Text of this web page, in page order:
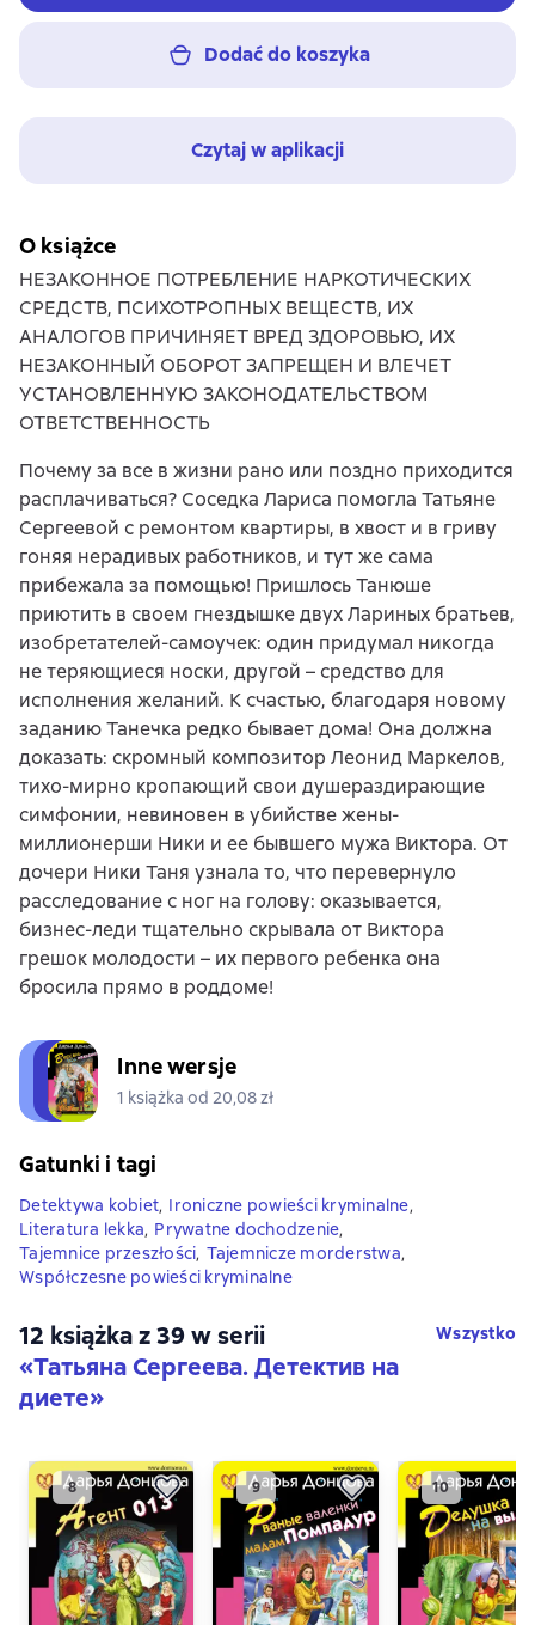
Dodać do koszyka
Czytaj w aplikacji
O książce
НЕЗАКОННОЕ ПОТРЕБЛЕНИЕ НАРКОТИЧЕСКИХ
СРЕДСТВ, ПСИХОТРОПНЫХ ВЕЩЕСТВ, ИХ
АНАЛОГОВ ПРИЧИНЯЕТ ВРЕД ЗДОРОВЬЮ, ИХ
НЕЗАКОННЫЙ ОБОРОТ ЗАПРЕЩЕН И ВЛЕЧЕТ
УСТАНОВЛЕННУЮ ЗАКОНОДАТЕЛЬСТВОМ
ОТВЕТСТВЕННОСТЬ
Почему за все в жизни рано или поздно приходится
расплачиваться? Соседка Лариса помогла Татьяне
Сергеевой с ремонтом квартиры, в хвост и в гриву
гоняя нерадивых работников, и тут же сама
прибежала за помощью! Пришлось Танюше
приютить в своем гнездышке двух Лариных братьев,
изобретателей-самоучек: один придумал никогда
не теряющиеся носки, другой – средство для
исполнения желаний. К счастью, благодаря новому
заданию Танечка редко бывает дома! Она должна
доказать: скромный композитор Леонид Маркелов,
тихо-мирно кропающий свои душераздирающие
симфонии, невиновен в убийстве жены-
миллионерши Ники и ее бывшего мужа Виктора. От
дочери Ники Таня узнала то, что перевернуло
расследование с ног на голову: оказывается,
бизнес-леди тщательно скрывала от Виктора
грешок молодости – их первого ребенка она
бросила прямо в роддоме!
Inne wersje
1 książka od 20,08 zł
Gatunki i tagi
Detektywa kobiet, Ironiczne powieści kryminalne,
Literatura lekka, Prywatne dochodzenie,
Tajemnice przeszłości, Tajemnicze morderstwa,
Współczesne powieści kryminalne
12 książka z 39 w serii
«Татьяна Сергеева. Детектив на
диете»
Wszystko